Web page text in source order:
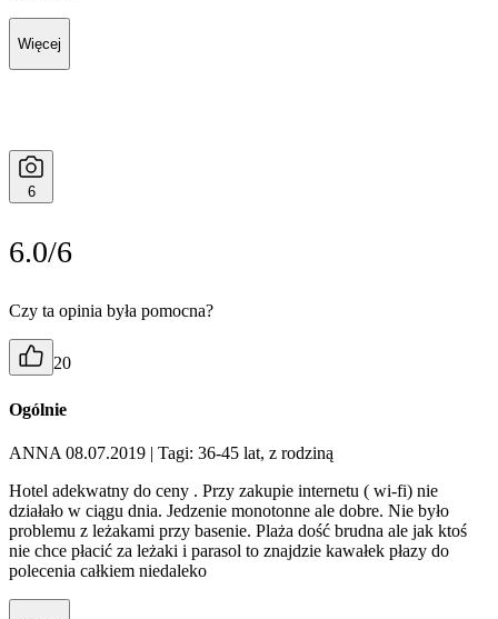
Więcej
6
6.0/6
Czy ta opinia była pomocna?
20
Ogólnie
ANNA 08.07.2019 | Tagi: 36-45 lat, z rodziną
Hotel adekwatny do ceny . Przy zakupie internetu ( wi-fi) nie
działało w ciągu dnia. Jedzenie monotonne ale dobre. Nie było
problemu z leżakami przy basenie. Plaża dość brudna ale jak ktoś
nie chce płacić za leżaki i parasol to znajdzie kawałek płazy do
polecenia całkiem niedaleko